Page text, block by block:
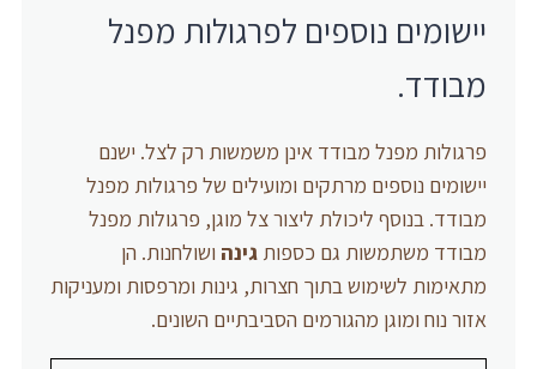
יישומים נוספים לפרגולות מפנל
מבודד.
פרגולות מפנל מבודד אינן משמשות רק לצל. ישנם
יישומים נוספים מרתקים ומועילים של פרגולות מפנל
מבודד. בנוסף ליכולת ליצור צל מוגן, פרגולות מפנל
מבודד משתמשות גם כספות גינה ושולחנות. הן
מתאימות לשימוש בתוך חצרות, גינות ומרפסות ומעניקות
אזור נוח ומוגן מהגורמים הסביבתיים השונים.